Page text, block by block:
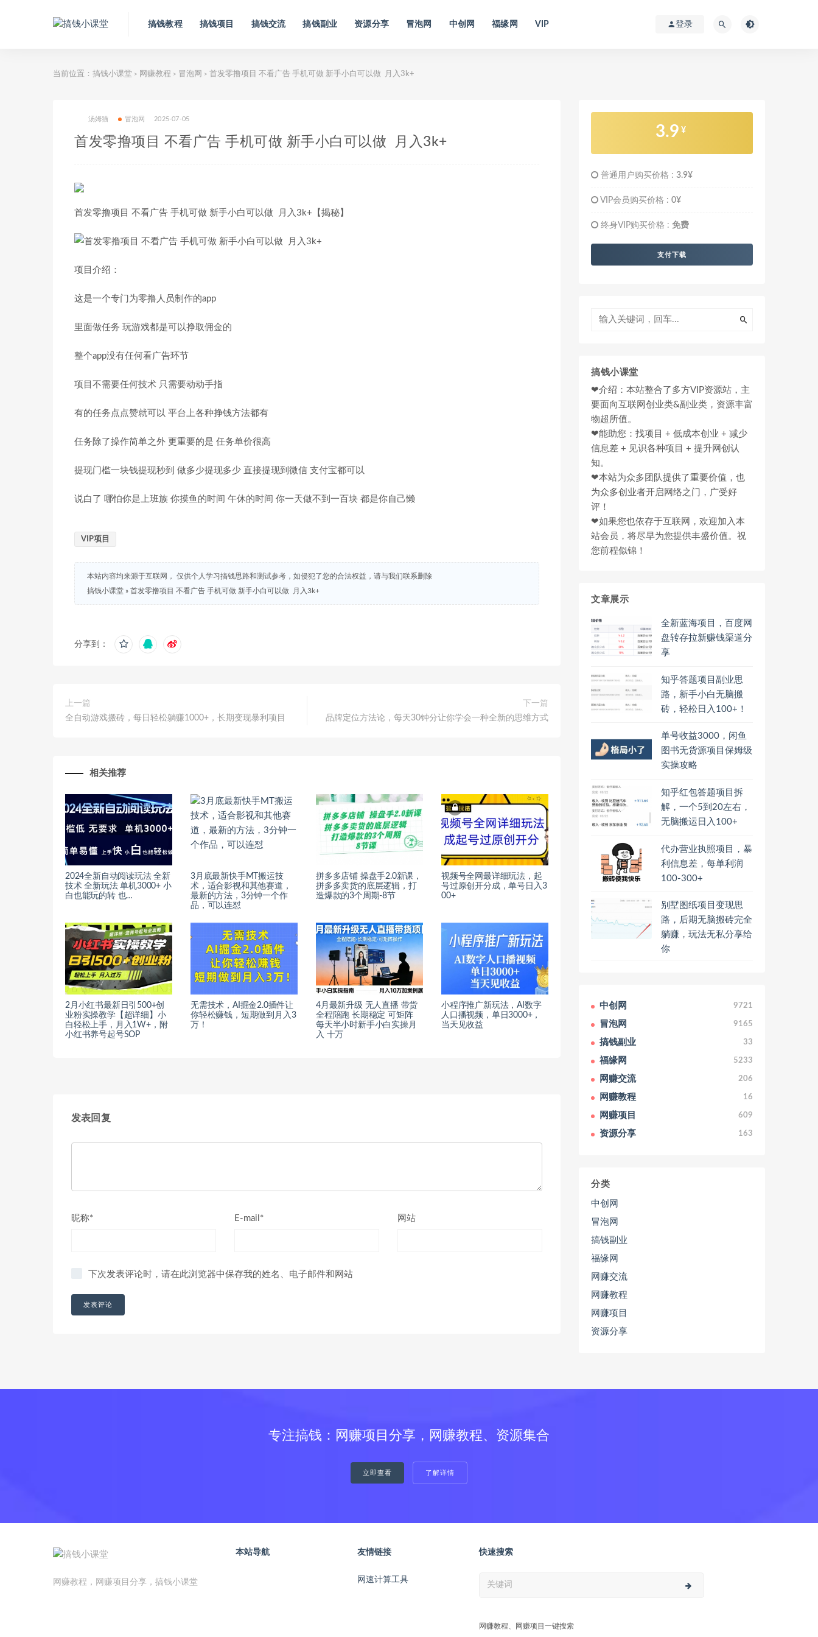
搞钱教程 搞钱项目 搞钱交流 搞钱副业 资源分享 冒泡网 中创网 福缘网 VIP 登录
当前位置： 搞钱小课堂 > 网赚教程 > 冒泡网 > 首发零撸项目 不看广告 手机可做 新手小白可以做 月入3k+
汤姆猫 冒泡网 2025-07-05
首发零撸项目 不看广告 手机可做 新手小白可以做 月入3k+
首发零撸项目 不看广告 手机可做 新手小白可以做 月入3k+【揭秘】
项目介绍：
这是一个专门为零撸人员制作的app
里面做任务 玩游戏都是可以挣取佣金的
整个app没有任何看广告环节
项目不需要任何技术 只需要动动手指
有的任务点点赞就可以 平台上各种挣钱方法都有
任务除了操作简单之外 更重要的是 任务单价很高
提现门槛一块钱提现秒到 做多少提现多少 直接提现到微信 支付宝都可以
说白了 哪怕你是上班族 你摸鱼的时间 午休的时间 你一天做不到一百块 都是你自己懒
VIP项目
本站内容均来源于互联网， 仅供个人学习搞钱思路和测试参考，如侵犯了您的合法权益，请与我们联系删除
搞钱小课堂 » 首发零撸项目 不看广告 手机可做 新手小白可以做 月入3k+
分享到：
上一篇
全自动游戏搬砖，每日轻松躺赚1000+，长期变现暴利项目
下一篇
品牌定位方法论，每天30钟分让你学会一种全新的思维方式
相关推荐
2024全新自动阅读玩法 全新
技术 全新玩法 单机3000+ 小
白也能玩的转 也…
3月底最新快手MT搬运技
术，适合影视和其他赛道，
最新的方法，3分钟一个作
品，可以连怼
拼多多店铺 操盘手2.0新课，
拼多多卖货的底层逻辑，打
造爆款的3个周期-8节
视频号全网最详细玩法，起
号过原创开分成，单号日入3
00+
2月小红书最新日引500+创
业粉实操教学【超详细】小
白轻松上手，月入1W+，附
小红书养号起号SOP
无需技术，AI掘金2.0插件让
你轻松赚钱，短期做到月入3
万！
4月最新升级 无人直播 带货
全程陪跑 长期稳定 可矩阵
每天半小时新手小白实操月
入 十万
小程序推广新玩法，AI数字
人口播视频，单日3000+，
当天见收益
发表回复
昵称* E-mail* 网站
下次发表评论时，请在此浏览器中保存我的姓名、电子邮件和网站
3.9 ¥
普通用户购买价格 : 3.9¥
VIP会员购买价格 : 0¥
终身VIP购买价格 : 免费
支付下载
搞钱小课堂
❤介绍：本站整合了多方VIP资源站，主
要面向互联网创业类&副业类，资源丰富
物超所值。
❤能助您：找项目 + 低成本创业 + 减少
信息差 + 见识各种项目 + 提升网创认
知。
❤本站为众多团队提供了重要价值，也
为众多创业者开启网络之门，广受好
评！
❤如果您也依存于互联网，欢迎加入本
站会员，将尽早为您提供丰盛价值。祝
您前程似锦！
文章展示
全新蓝海项目，百度网
盘转存拉新赚钱渠道分
享
知乎答题项目副业思
路，新手小白无脑搬
砖，轻松日入100+！
单号收益3000，闲鱼
图书无货源项目保姆级
实操攻略
知乎红包答题项目拆
解，一个5到20左右，
无脑搬运日入100+
代办营业执照项目，暴
利信息差，每单利润
100-300+
别墅图纸项目变现思
路，后期无脑搬砖完全
躺赚，玩法无私分享给
你
中创网 9721
冒泡网 9165
搞钱副业 33
福缘网 5233
网赚交流 206
网赚教程 16
网赚项目 609
资源分享 163
分类
中创网
冒泡网
搞钱副业
福缘网
网赚交流
网赚教程
网赚项目
资源分享
专注搞钱：网赚项目分享，网赚教程、资源集合
立即查看 了解详情
网赚教程，网赚项目分享，搞钱小课堂
本站导航 友情链接
网速计算工具
快速搜索
网赚教程、网赚项目一键搜索